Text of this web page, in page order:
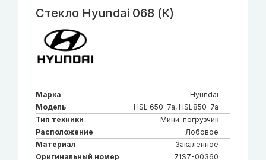
Стекло Hyundai 068 (К)
Марка
Hyundai
Модель
HSL 650-7a, HSL850-7a
Тип техники
Мини-погрузчик
Расположение
Лобовое
Материал
Закаленное
Оригинальный номер
71S7-00360